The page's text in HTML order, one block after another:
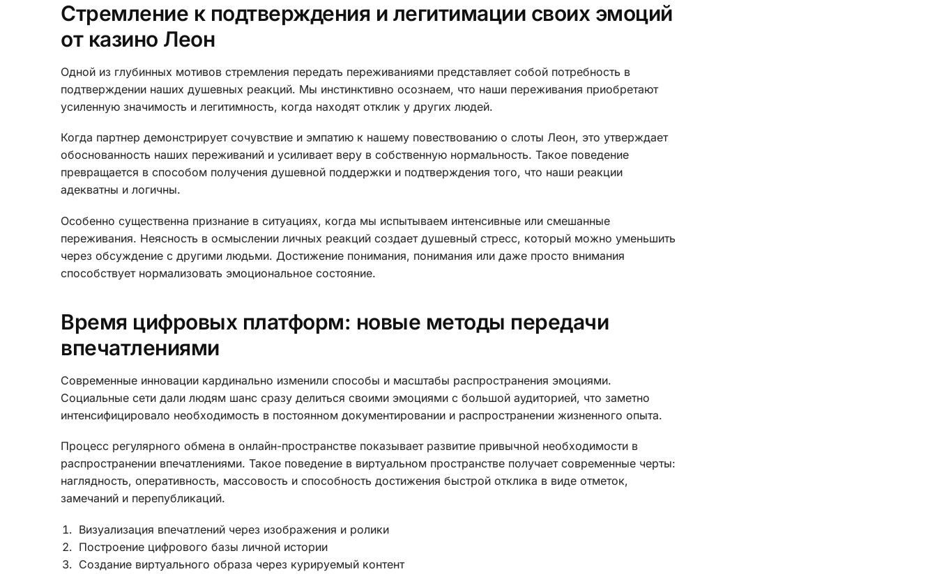
Стремление к подтверждения и легитимации своих эмоций
от казино Леон
Одной из глубинных мотивов стремления передать переживаниями представляет собой потребность в
подтверждении наших душевных реакций. Мы инстинктивно осознаем, что наши переживания приобретают
усиленную значимость и легитимность, когда находят отклик у других людей.
Когда партнер демонстрирует сочувствие и эмпатию к нашему повествованию о слоты Леон, это утверждает
обоснованность наших переживаний и усиливает веру в собственную нормальность. Такое поведение
превращается в способом получения душевной поддержки и подтверждения того, что наши реакции
адекватны и логичны.
Особенно существенна признание в ситуациях, когда мы испытываем интенсивные или смешанные
переживания. Неясность в осмыслении личных реакций создает душевный стресс, который можно уменьшить
через обсуждение с другими людьми. Достижение понимания, понимания или даже просто внимания
способствует нормализовать эмоциональное состояние.
Время цифровых платформ: новые методы передачи
впечатлениями
Современные инновации кардинально изменили способы и масштабы распространения эмоциями.
Социальные сети дали людям шанс сразу делиться своими эмоциями с большой аудиторией, что заметно
интенсифицировало необходимость в постоянном документировании и распространении жизненного опыта.
Процесс регулярного обмена в онлайн-пространстве показывает развитие привычной необходимости в
распространении впечатлениями. Такое поведение в виртуальном пространстве получает современные черты:
наглядность, оперативность, массовость и способность достижения быстрой отклика в виде отметок,
замечаний и перепубликаций.
Визуализация впечатлений через изображения и ролики
Построение цифрового базы личной истории
Создание виртуального образа через курируемый контент